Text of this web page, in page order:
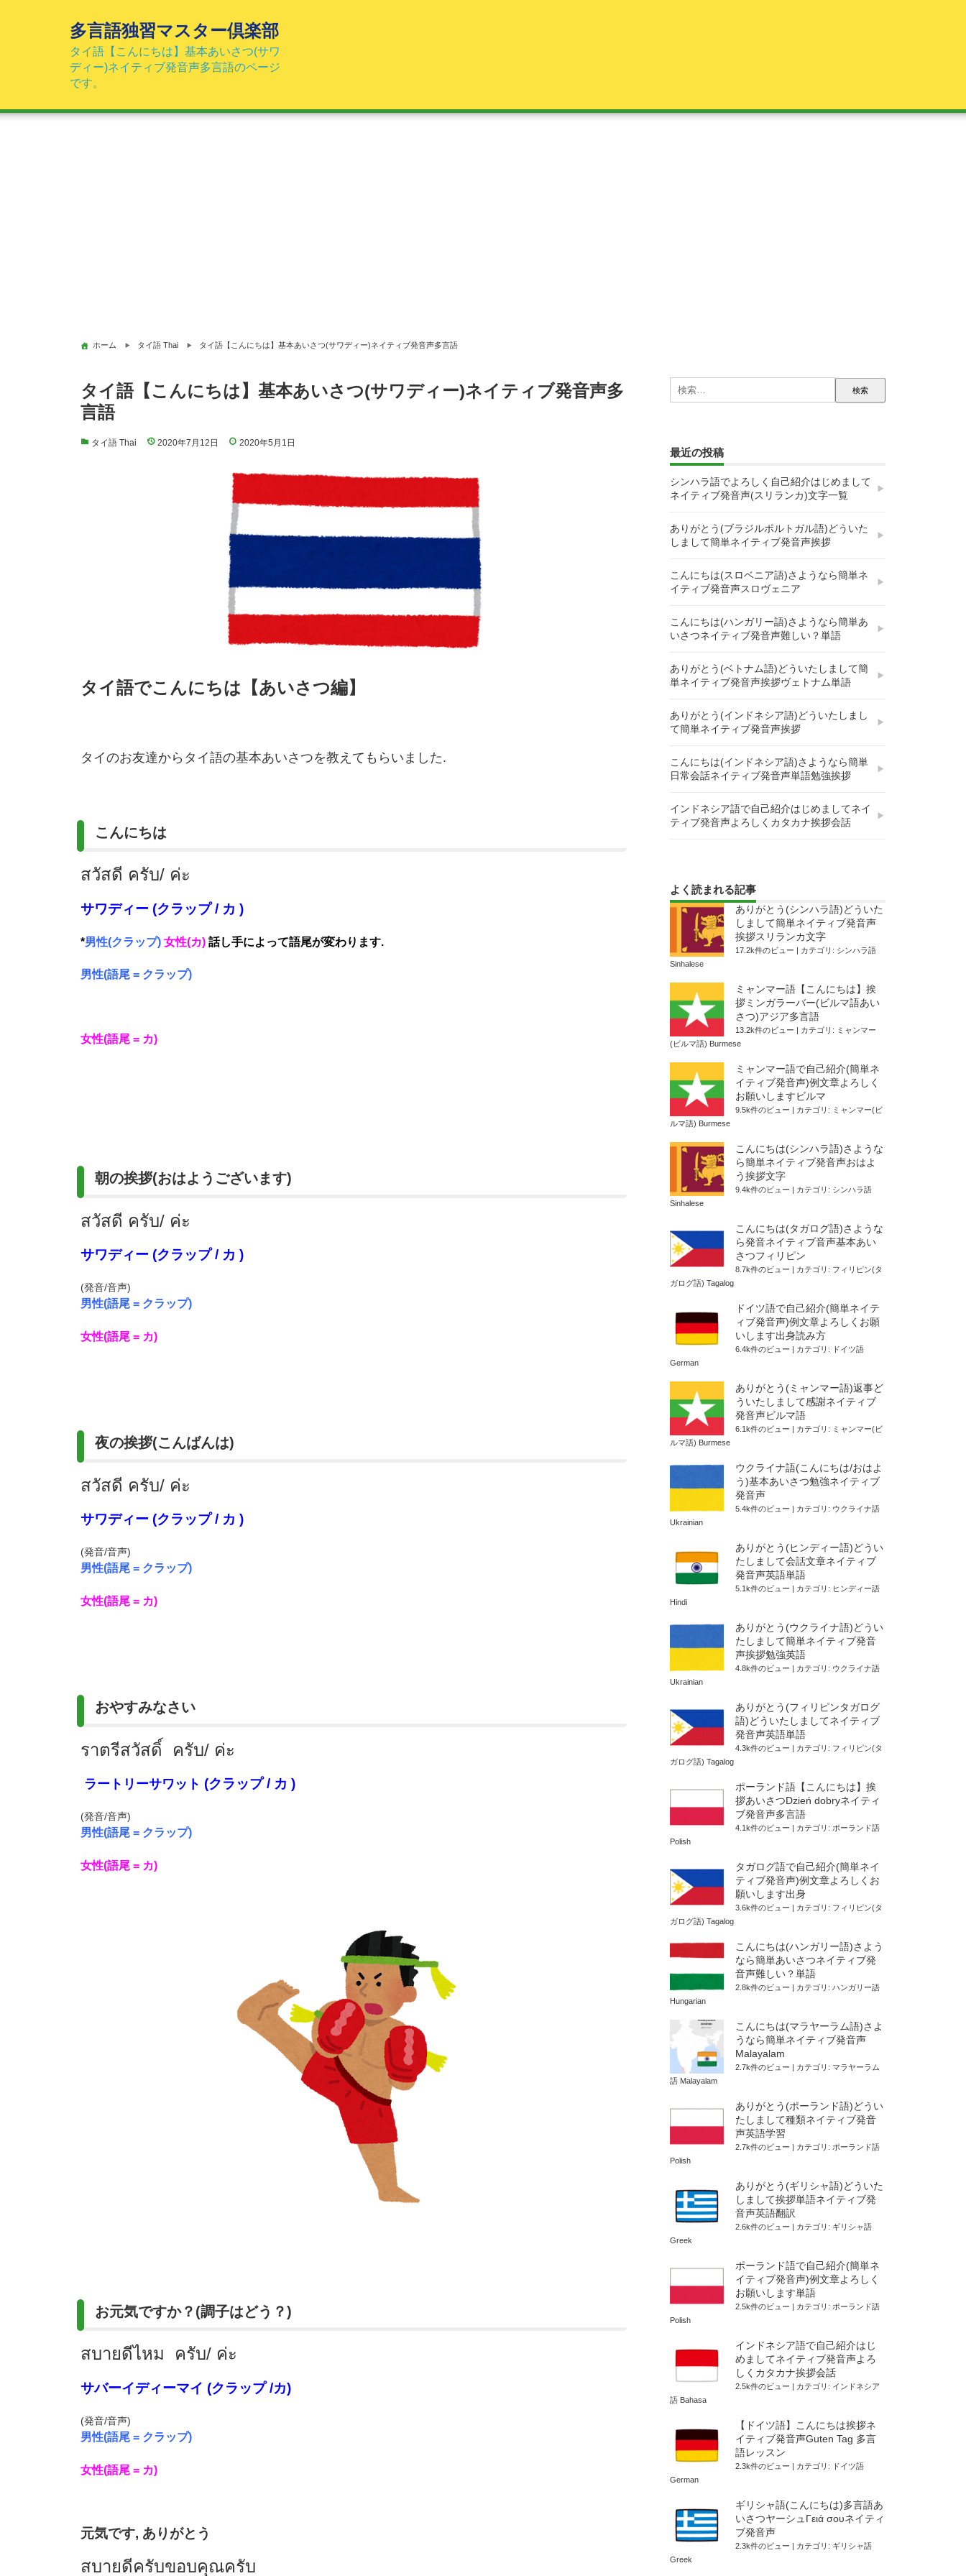
キ
多言語独習マスター倶楽部
タイ語【こんにちは】基本あいさつ(サワ
ディー)ネイティブ発音声多言語のページ
です。
ホーム タイ語 Thai タイ語【こんにちは】基本あいさつ(サワディー)ネイティブ発音声多言語
タイ語【こんにちは】基本あいさつ(サワディー)ネイティブ発音声多
言語
タイ語 Thai 2020年7月12日 2020年5月1日
タイ語でこんにちは【あいさつ編】
タイのお友達からタイ語の基本あいさつを教えてもらいました.
こんにちは
สวัสดี ครับ/ ค่ะ
サワディー (クラップ / カ )
*男性(クラップ) 女性(カ) 話し手によって語尾が変わります.
男性(語尾 = クラップ)
女性(語尾 = カ)
朝の挨拶(おはようございます)
สวัสดี ครับ/ ค่ะ
サワディー (クラップ / カ )
(発音/音声)
男性(語尾 = クラップ)
女性(語尾 = カ)
夜の挨拶(こんばんは)
สวัสดี ครับ/ ค่ะ
サワディー (クラップ / カ )
(発音/音声)
男性(語尾 = クラップ)
女性(語尾 = カ)
おやすみなさい
ราตรีสวัสดิ์ ครับ/ ค่ะ
ラートリーサワット (クラップ / カ )
(発音/音声)
男性(語尾 = クラップ)
女性(語尾 = カ)
お元気ですか？(調子はどう？)
สบายดีไหม ครับ/ ค่ะ
サバーイディーマイ (クラップ /カ)
(発音/音声)
男性(語尾 = クラップ)
女性(語尾 = カ)
元気です, ありがとう
สบายดีครับขอบคุณครับ
索:
最近の投稿
シンハラ語でよろしく自己紹介はじめまして
ネイティブ発音声(スリランカ)文字一覧
ありがとう(ブラジルポルトガル語)どういた
しまして簡単ネイティブ発音声挨拶
こんにちは(スロベニア語)さようなら簡単ネ
イティブ発音声スロヴェニア
こんにちは(ハンガリー語)さようなら簡単あ
いさつネイティブ発音声難しい？単語
ありがとう(ベトナム語)どういたしまして簡
単ネイティブ発音声挨拶ヴェトナム単語
ありがとう(インドネシア語)どういたしまし
て簡単ネイティブ発音声挨拶
こんにちは(インドネシア語)さようなら簡単
日常会話ネイティブ発音声単語勉強挨拶
インドネシア語で自己紹介はじめましてネイ
ティブ発音声よろしくカタカナ挨拶会話
よく読まれる記事
ありがとう(シンハラ語)どういた
しまして簡単ネイティブ発音声
挨拶スリランカ文字
17.2k件のビュー | カテゴリ: シンハラ語
Sinhalese
ミャンマー語【こんにちは】挨
拶ミンガラーバー(ビルマ語あい
さつ)アジア多言語
13.2k件のビュー | カテゴリ: ミャンマー
(ビルマ語) Burmese
ミャンマー語で自己紹介(簡単ネ
イティブ発音声)例文章よろしく
お願いしますビルマ
9.5k件のビュー | カテゴリ: ミャンマー(ビ
ルマ語) Burmese
こんにちは(シンハラ語)さような
ら簡単ネイティブ発音声おはよ
う挨拶文字
9.4k件のビュー | カテゴリ: シンハラ語
Sinhalese
こんにちは(タガログ語)さような
ら発音ネイティブ音声基本あい
さつフィリピン
8.7k件のビュー | カテゴリ: フィリピン(タ
ガログ語) Tagalog
ドイツ語で自己紹介(簡単ネイテ
ィブ発音声)例文章よろしくお願
いします出身読み方
6.4k件のビュー | カテゴリ:
ドイツ語
German
ありがとう(ミャンマー語)返事ど
ういたしまして感謝ネイティブ
発音声ビルマ語
6.1k件のビュー | カテゴリ: ミャンマー(ビ
ルマ語) Burmese
ウクライナ語(こんにちは/おはよ
う)基本あいさつ勉強ネイティブ
発音声
5.4k件のビュー | カテゴリ: ウクライナ語
Ukrainian
ありがとう(ヒンディー語)どうい
たしまして会話文章ネイティブ
発音声英語単語
5.1k件のビュー | カテゴリ: ヒンディー語
Hindi
ありがとう(ウクライナ語)どうい
たしまして簡単ネイティブ発音
声挨拶勉強英語
4.8k件のビュー | カテゴリ: ウクライナ語
Ukrainian
ありがとう(フィリピンタガログ
語)どういたしましてネイティブ
発音声英語単語
4.3k件のビュー | カテゴリ: フィリピン(タ
ガログ語) Tagalog
ポーランド語【こんにちは】挨
拶あいさつDzień dobryネイティ
ブ発音声多言語
4.1k件のビュー | カテゴリ: ポーランド語
Polish
タガログ語で自己紹介(簡単ネイ
ティブ発音声)例文章よろしくお
願いします出身
3.6k件のビュー | カテゴリ: フィリピン(タ
ガログ語) Tagalog
こんにちは(ハンガリー語)さよう
なら簡単あいさつネイティブ発
音声難しい？単語
2.8k件のビュー | カテゴリ: ハンガリー語
Hungarian
こんにちは(マラヤーラム語)さよ
うなら簡単ネイティブ発音声
Malayalam
2.7k件のビュー | カテゴリ: マラヤーラム
語 Malayalam
ありがとう(ポーランド語)どうい
たしまして種類ネイティブ発音
声英語学習
2.7k件のビュー | カテゴリ: ポーランド語
Polish
ありがとう(ギリシャ語)どういた
しまして挨拶単語ネイティブ発
音声英語翻訳
2.6k件のビュー | カテゴリ: ギリシャ語
Greek
ポーランド語で自己紹介(簡単ネ
イティブ発音声)例文章よろしく
お願いします単語
2.5k件のビュー | カテゴリ: ポーランド語
Polish
インドネシア語で自己紹介はじ
めましてネイティブ発音声よろ
しくカタカナ挨拶会話
2.5k件のビュー | カテゴリ: インドネシア
語 Bahasa
【ドイツ語】こんにちは挨拶ネ
イティブ発音声Guten Tag 多言
語レッスン
2.3k件のビュー | カテゴリ:
ドイツ語
German
ギリシャ語(こんにちは)多言語あ
いさつヤーシュΓειά σουネイティ
ブ発音声
2.3k件のビュー | カテゴリ: ギリシャ語
Greek